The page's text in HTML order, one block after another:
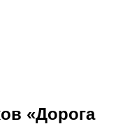
«Дорога